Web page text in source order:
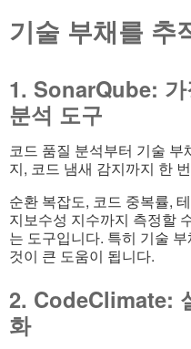
기술 부채를 추
1. SonarQube:
분석 도구
코드 품질 분석부터 기술
지, 코드 냄새 감지까지 한
순환 복잡도, 코드 중복률,
지보수성 지수까지 측정할
는 도구입니다. 특히 기술
것이 큰 도움이 됩니다.
2. CodeClimate:
화